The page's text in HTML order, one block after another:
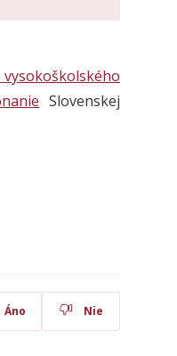
Slovenskej
Áno Nie